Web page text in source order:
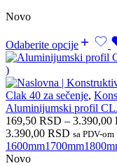
Novo
Odaberite opcije
Clak 40 za sečenje,
Aluminijumski profil
169,50 RSD – 3.390,00
3.390,00 RSD sa PDV-om
1600mm1700mm
Novo